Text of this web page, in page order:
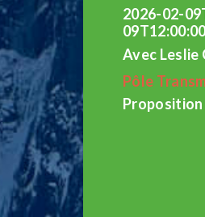
2026-02-
Avec Leslie
Pôle
Proposition